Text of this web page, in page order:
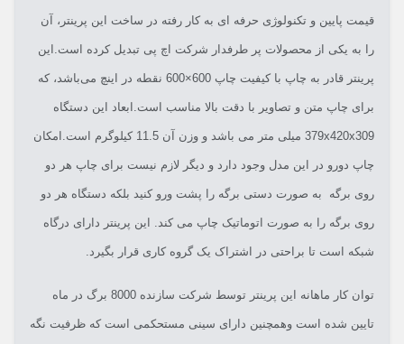
قیمت پایین و تکنولوژی حرفه ای به کار رفته در ساخت این پرینتر، آن
را به یکی از محصولات پر طرفدار شرکت اچ پی تبدیل کرده است.این
پرینتر قادر به چاپ با کیفیت چاپ 600×600 نقطه در اینچ می‌باشد، که
برای چاپ متن و تصاویر با دقت بالا مناسب است.ابعاد این دستگاه
379x420x309 میلی متر می باشد و وزن آن 11.5 کیلوگرم است.امکان‌
چاپ دورو در این مدل وجود دارد و دیگر لازم نیست برای چاپ هر دو
روی برگه به صورت دستی برگه را پشت ورو کنید بلکه دستگاه هر دو
روی برگه را به صورت اتوماتیک چاپ می کند. این پرینتر دارای درگاه
شبکه است تا براحتی در اشتراک یک گروه کاری قرار بگیرد.
توان کار ماهانه این پرینتر توسط شرکت سازنده 8000 برگ در ماه
تایین شده است وهمچنین دارای سینی مستحکمی است که ظرفیت نگه